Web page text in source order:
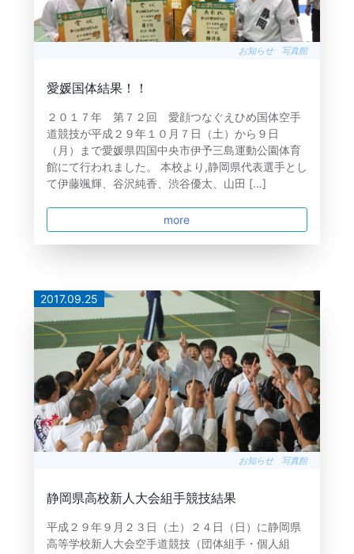
お知らせ 写真館
愛媛国体結果！！
２０１７年 第７２回 愛顔つなぐえひめ国体空手
道競技が平成２９年１０月７日（土）から９日
（月）まで愛媛県四国中央市伊予三島運動公園体育
館にて行われました。 本校より,静岡県代表選手とし
て伊藤颯輝、谷沢純香、渋谷優太、山田 […]
more
2017.09.25
お知らせ 写真館
静岡県高校新人大会組手競技結果
平成２９年９月２３日（土）２４日（日）に静岡県
高等学校新人大会空手道競技（団体組手・個人組